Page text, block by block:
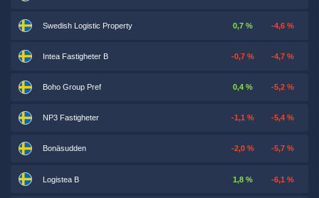
Swedish Logistic Property 0,7 % -4,6 %
Intea Fastigheter B -0,7 % -4,7 %
Boho Group Pref 0,4 % -5,2 %
NP3 Fastigheter -1,1 % -5,4 %
Bonäsudden -2,0 % -5,7 %
Logistea B 1,8 % -6,1 %